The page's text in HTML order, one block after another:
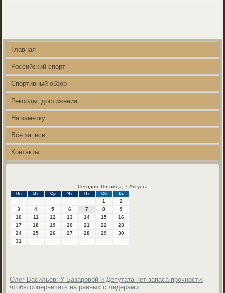
Главная
Российский спорт
Спортивный обзор
Рекорды, достижения
На заметку
Все записи
Контакты
Сегодня: Пятница, 7 Августа
Пн Вт Ср Чт Пт Сб Вс
1
2
3
4 5 6 7 8
9
10
11 12 13 14 15
16
17
18 19 20 21 22
23
24
25 26 27 28 29
30
31
Олег Васильев: У Базаровой и Депутата нет запаса прочности,
чтобы соперничать на равных с лидерами